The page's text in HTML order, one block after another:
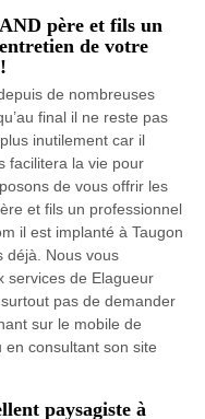
père et fils un
de votre
de nombreuses
final il ne reste pas
inutilement car il
facilitera la vie pour
de vous offrir les
et fils un professionnel
il est implanté à Taugon
déjà. Nous vous
services de Elagueur
pas de demander
sur le mobile de
en consultant son site
paysagiste à